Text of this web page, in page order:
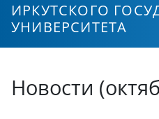
ИРКУТСКОГО
УНИВЕРСИТЕТА
Новости